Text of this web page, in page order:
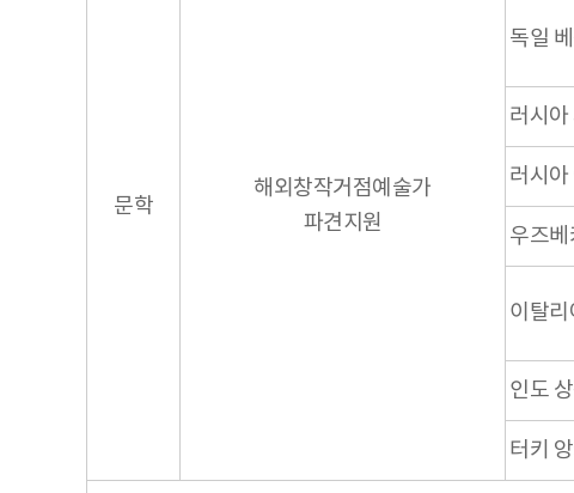
문학
해외창작거점예술가
파견지원
독일
러시아
러시
우즈
이탈
인도
터키